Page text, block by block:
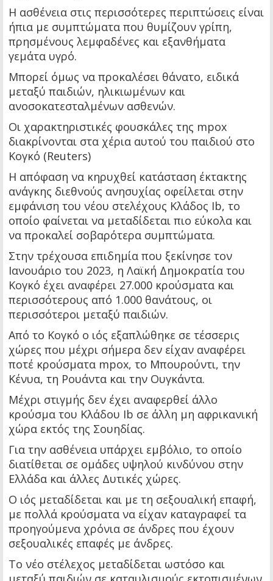
Η ασθένεια στις περισσότερες περιπτώσεις είναι
ήπια με συμπτώματα που θυμίζουν γρίπη,
πρησμένους λεμφαδένες και εξανθήματα
γεμάτα υγρό.
Μπορεί όμως να προκαλέσει θάνατο, ειδικά
μεταξύ παιδιών, ηλικιωμένων και
ανοσοκατεσταλμένων ασθενών.
Οι χαρακτηριστικές φουσκάλες της mpox
διακρίνονται στα χέρια αυτού του παιδιού στο
Κογκό (Reuters)
Η απόφαση να κηρυχθεί κατάσταση έκτακτης
ανάγκης διεθνούς ανησυχίας οφείλεται στην
εμφάνιση του νέου στελέχους Κλάδος Ib, το
οποίο φαίνεται να μεταδίδεται πιο εύκολα και
να προκαλεί σοβαρότερα συμπτώματα.
Στην τρέχουσα επιδημία που ξεκίνησε τον
Ιανουάριο του 2023, η Λαϊκή Δημοκρατία του
Κογκό έχει αναφέρει 27.000 κρούσματα και
περισσότερους από 1.000 θανάτους, οι
περισσότεροι μεταξύ παιδιών.
Από το Κογκό ο ιός εξαπλώθηκε σε τέσσερις
χώρες που μέχρι σήμερα δεν είχαν αναφέρει
ποτέ κρούσματα mpox, το Μπουρούντι, την
Κένυα, τη Ρουάντα και την Ουγκάντα.
Μέχρι στιγμής δεν έχει αναφερθεί άλλο
κρούσμα του Κλάδου Ib σε άλλη μη αφρικανική
χώρα εκτός της Σουηδίας.
Για την ασθένεια υπάρχει εμβόλιο, το οποίο
διατίθεται σε ομάδες υψηλού κινδύνου στην
Ελλάδα και άλλες Δυτικές χώρες.
Ο ιός μεταδίδεται και με τη σεξουαλική επαφή,
με πολλά κρούσματα να είχαν καταγραφεί τα
προηγούμενα χρόνια σε άνδρες που έχουν
σεξουαλικές επαφές με άνδρες.
Το νέο στέλεχος μεταδίδεται ωστόσο και